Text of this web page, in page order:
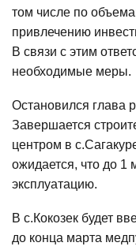
том числе по
привлечению
В связи с этим
необходимые меры.
Остановился глава
Завершается
центром в
ожидается, что до 1
эксплуатацию.
В с.Кокозек будет
до конца марта